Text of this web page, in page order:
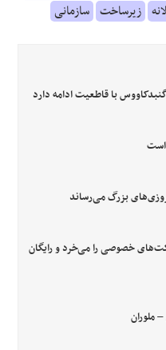
زیرساخت سازمانی
با قاطعیت ادامه دارد
است
بزرگ می‌رساند
خصوصی را می‌خرد و رایگان
ملوران